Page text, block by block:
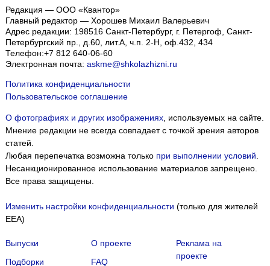
Редакция — ООО «Квантор»
Главный редактор — Хорошев Михаил Валерьевич
Адрес редакции: 198516 Санкт-Петербург, г. Петергоф Санкт-
Петербургский пр., д.60, лит.А, ч.п. 2-Н, оф.432, 434
Телефон:+7 812 640-06-60
Электронная почта: askme@shkolazhizni.ru
Политика конфиденциальности
Пользовательское соглашение
О фотографиях и других изображениях, используемых на сайте.
Мнение редакции не всегда совпадает с точкой зрения авторов
статей.
Любая перепечатка возможна только при выполнении условий
Несанкционированное использование материалов запрещено.
Все права защищены.
Изменить настройки конфиденциальности (только для жителей
EEA)
Выпуски
Подборки
О проекте
FAQ
Реклама на
проекте